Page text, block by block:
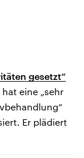
gesetzt“
eine „sehr
Er plädiert